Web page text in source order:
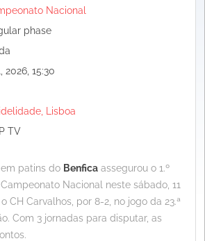
Nacional
phase
2026, 15:30
Lisboa
TV
patins do Benfica assegurou o 1.º
Nacional neste sábado, 11
CH Carvalhos, por 8-2, no jogo da 23.ª
Com 3 jornadas para disputar, as